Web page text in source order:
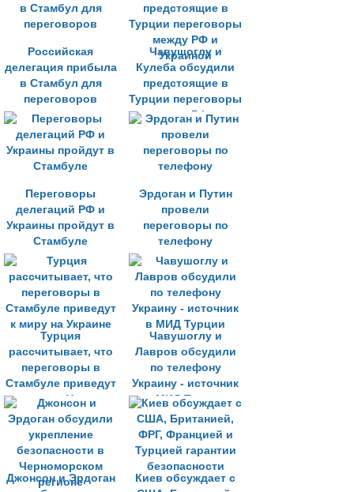
Российская
делегация прибыла
в Стамбул для
переговоров
Чавушоглу и
Кулеба обсудили
предстоящие в
Турции переговоры
между РФ и
Украиной
Переговоры
делегаций РФ и
Украины пройдут в
Стамбуле
Эрдоган и Путин
провели
переговоры по
телефону
Турция
рассчитывает, что
переговоры в
Стамбуле приведут
к миру на Украине
Чавушоглу и
Лавров обсудили
по телефону
Украину - источник
в МИД Турции
Джонсон и Эрдоган
Киев обсуждает с